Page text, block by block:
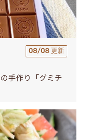
08/08 更新
手作り「グミチ